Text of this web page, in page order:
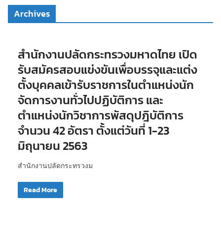
Archives
สำนักงานปลัดกระทรวงมหาดไทย เปิด
รับสมัครสอบแข่งขันเพื่อบรรจุและแต่ง
ตั้งบุคคลเข้ารับราชการในตำแหน่งนัก
จัดการงานทั่วไปปฏิบัติการ และ
ตำแหน่งนักวิชาการพัสดุปฎิบัติการ
จำนวน 42 อัตรา ตั้งแต่วันที่ 1-23
มิถุนายน 2563
สำนักงานปลัดกระทรวงม
Read More